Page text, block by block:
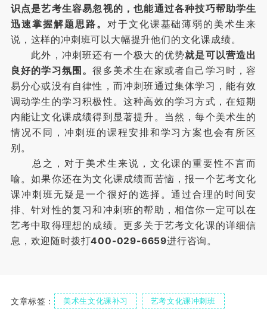
识点是艺考生容易忽视的，也能通过各种技巧帮助学生
迅速掌握解题思路。 对于文化课基础薄弱的美术生来
说，这样的冲刺班可以大幅提升他们的文化课成绩。
此外，冲刺班还有一个极大的优势就是可以营造出
良好的学习氛围。很多美术生在家或者自己学习时，容
易分心或没有自律性，而冲刺班通过集体学习，能有效
调动学生的学习积极性。这种高效的学习方式，在短期
内能让文化课成绩得到显著提升。当然，每个美术生的
情况不同，冲刺班的课程安排和学习方案也会有所区
别。
总之，对于美术生来说，文化课的重要性不言而
喻。如果你还在为文化课成绩而苦恼，报一个艺考文化
课冲刺班无疑是一个很好的选择。通过合理的时间安
排、针对性的复习和冲刺班的帮助，相信你一定可以在
艺考中取得理想的成绩。更多关于艺考文化课的详细信
息，欢迎随时拨打400-029-6659进行咨询。
文章标签： 美术生文化课补习 艺考文化课冲刺班